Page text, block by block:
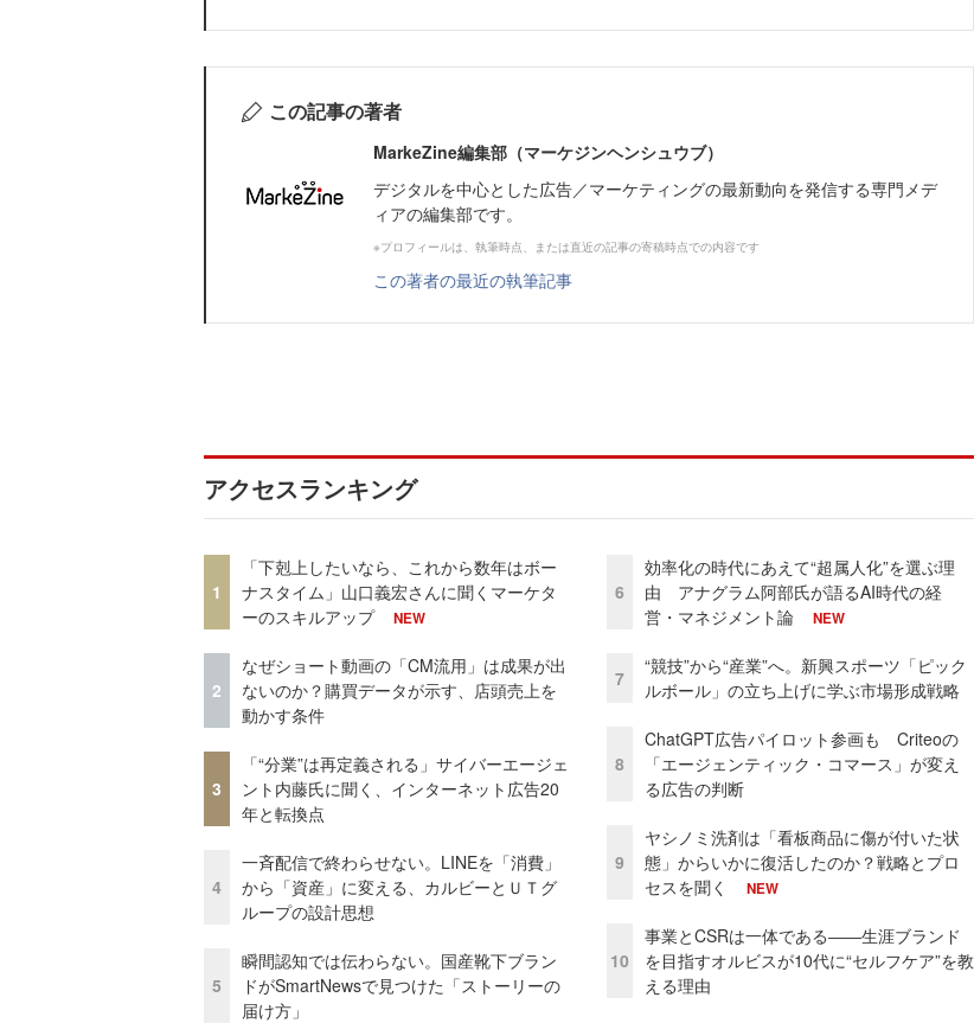
この記事の著者
MarkeZine編集部（マーケジンヘンシュウブ）
デジタルを中心とした広告／マーケティングの最新動向を発信する専門メデ
ィアの編集部です。
※プロフィールは、執筆時点、または直近の記事の寄稿時点での内容です
この著者の最近の執筆記事
アクセスランキング
1
「下剋上したいなら、これから数年はボー
ナスタイム」山口義宏さんに聞くマーケタ
ーのスキルアップ
NEW
2
なぜショート動画の「CM流用」は成果が出
ないのか？購買データが示す、店頭売上を
動かす条件
3
「“分業”は再定義される」サイバーエージェ
ント内藤氏に聞く、インターネット広告20
年と転換点
4
一斉配信で終わらせない。LINEを「消費」
から「資産」に変える、カルビーとＵＴグ
ループの設計思想
5
瞬間認知では伝わらない。国産靴下ブラン
ドがSmartNewsで見つけた「ストーリーの
届け方」
6
効率化の時代にあえて“超属人化”を選ぶ理
由 アナグラム阿部氏が語るAI時代の経
営・マネジメント論
NEW
7
“競技”から“産業”へ。新興スポーツ「ピック
ルボール」の立ち上げに学ぶ市場形成戦略
8
ChatGPT広告パイロット参画も Criteoの
「エージェンティック・コマース」が変え
る広告の判断
9
ヤシノミ洗剤は「看板商品に傷が付いた状
態」からいかに復活したのか？戦略とプロ
セスを聞く
NEW
10
事業とCSRは一体である――生涯ブランド
を目指すオルビスが10代に“セルフケア”を教
える理由